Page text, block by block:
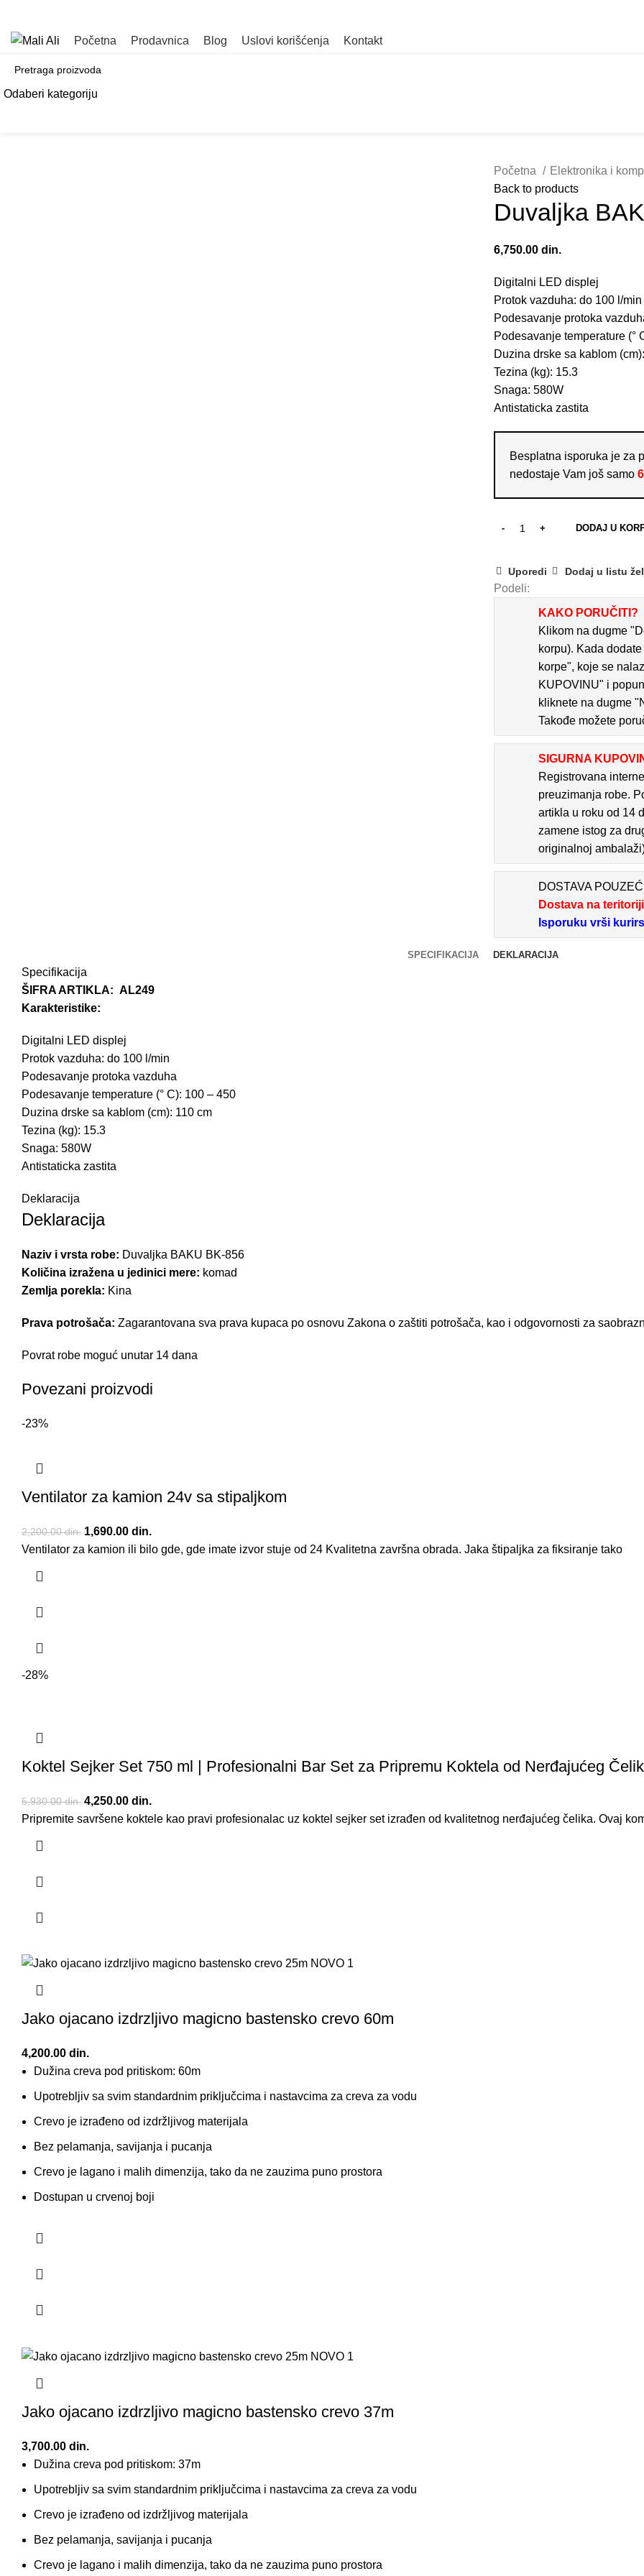
Početna Prodavnica Blog Uslovi korišćenja Kontakt
Odaberi kategoriju
Početna
Elektronika i
Back to products
Duvaljka
6,750.00 din.
Digitalni LED displej
Protok vazduha: do 100 l/min
Podesavanje protoka
Podesavanje temperature (°
Duzina drske sa kablom
Tezina (kg): 15.3
Snaga: 580W
Antistaticka zastita
Besplatna isporuka je za
nedostaje Vam još samo
DODAJ U
Uporedi Dodaj u listu
Podeli:
KAKO PORUČITI?
Klikom na dugme
korpu). Kada
korpe", koje se
KUPOVINU" i
kliknete na dugme
Takođe možete
SIGURNA
Registrovana
preuzimanja robe.
artikla u roku od 14
zamene istog za
originalnoj
DOSTAVA
Dostava na
Isporuku vrši
SPECIFIKACIJA DEKLARACIJA
Specifikacija
ŠIFRA ARTIKLA: AL249
Karakteristike:
Digitalni LED displej
Protok vazduha: do 100 l/min
Podesavanje protoka vazduha
Podesavanje temperature (° C): 100 – 450
Duzina drske sa kablom (cm): 110 cm
Tezina (kg): 15.3
Snaga: 580W
Antistaticka zastita
Deklaracija
Deklaracija
Naziv i vrsta robe: Duvaljka BAKU BK-856
Količina izražena u jedinici mere: komad
Zemlja porekla: Kina
Prava potrošača: Zagarantovana sva prava kupaca po osnovu Zakona o zaštiti potrošača, kao i odgovornosti za
Povrat robe moguć unutar 14 dana
Povezani proizvodi
-23%
Ventilator za kamion 24v sa stipaljkom
2,200.00din. Originalna cena je bila: 2,200.00 din..
1,690.00 din.
Ventilator za kamion ili bilo gde, gde imate izvor stuje od 24 Kvalitetna završna obrada. Jaka štipaljka za fiksiranje tako
-28%
Koktel Sejker Set 750 ml | Profesionalni Bar Set za Pripremu Koktela od Nerđajućeg
5,930.00din. Originalna cena je bila: 5,930.00 din..
4,250.00 din.
Pripremite savršene koktele kao pravi profesionalac uz koktel sejker set izrađen od kvalitetnog nerđajućeg čelika. Ovaj
Jako ojacano izdrzljivo magicno bastensko crevo 60m
4,200.00 din.
Dužina creva pod pritiskom: 60m
Upotrebljiv sa svim standardnim priključcima i nastavcima za creva za vodu
Crevo je izrađeno od izdržljivog materijala
Bez pelamanja, savijanja i pucanja
Crevo je lagano i malih dimenzija, tako da ne zauzima puno prostora
Dostupan u crvenoj boji
Jako ojacano izdrzljivo magicno bastensko crevo 37m
3,700.00 din.
Dužina creva pod pritiskom: 37m
Upotrebljiv sa svim standardnim priključcima i nastavcima za creva za vodu
Crevo je izrađeno od izdržljivog materijala
Bez pelamanja, savijanja i pucanja
Crevo je lagano i malih dimenzija, tako da ne zauzima puno prostora